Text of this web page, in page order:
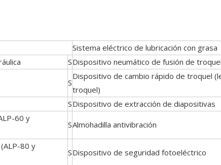
Sistema eléctrico de lubricación con grasa
SDispositivo neumático de fusión de
S
Dispositivo de cambio rápido de troquel
troquel)
SDispositivo de extracción de diapositivas
60 y
SAlmohadilla antivibración
80 y
SDispositivo de seguridad fotoeléctrico